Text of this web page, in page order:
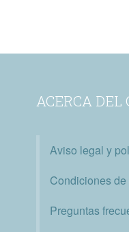
ACERCA DEL
Aviso legal y
Condiciones de
Preguntas